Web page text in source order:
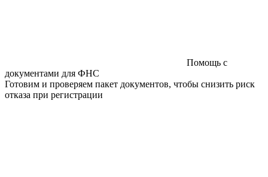
Помощь с
документами для ФНС
Готовим и проверяем пакет документов, чтобы снизить риск
отказа при регистрации